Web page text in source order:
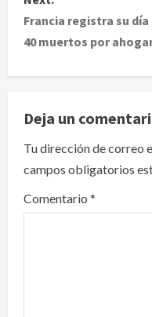
t
n
a
v
i
g
a
Francia registra su
40 muertos por
Deja un
Tu dirección de correo
campos obligatorios
Comentario *